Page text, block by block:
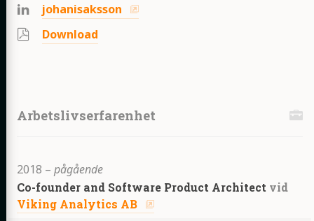
LinkedIn
johanisaksson
Download
Download
Arbetslivserfarenhet
2018 – pågående
Co-founder and Software Product Architect vid
Viking Analytics AB